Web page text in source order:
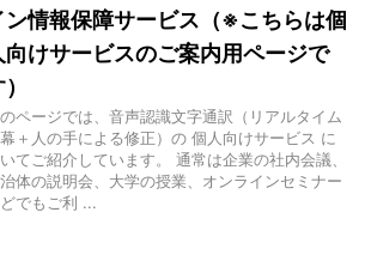
ン情報保障サービス（※こちらは個
向けサービスのご案内用ページで
のページでは、音声認識文字通訳（リアルタイム
＋人の手による修正）の 個人向けサービス に
てご紹介しています。 通常は企業の社内会議、
体の説明会、大学の授業、オンラインセミナー
でもご利 ...